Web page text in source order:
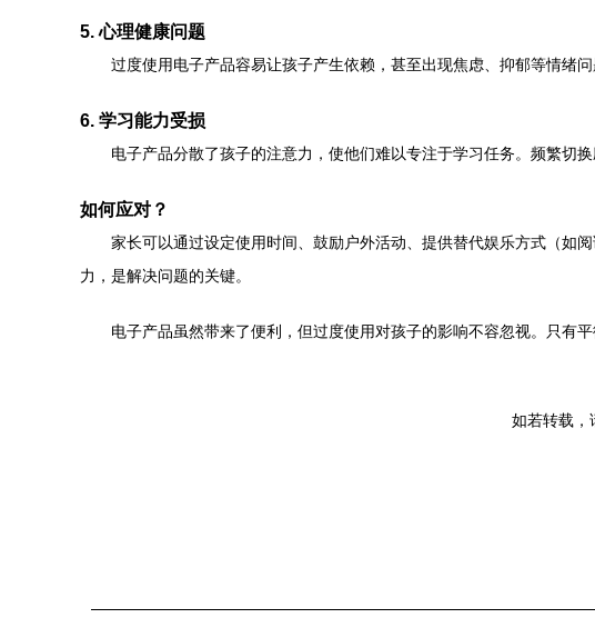
5. 心理健康问题
过度使用电子产品容易让孩子产生依赖，甚至出现焦虑、抑郁等情绪
6. 学习能力受损
电子产品分散了孩子的注意力，使他们难以专注于学习任务。频繁切
如何应对？
家长可以通过设定使用时间、鼓励户外活动、提供替代娱乐方式（如
力，是解决问题的关键。
电子产品虽然带来了便利，但过度使用对孩子的影响不容忽视。只有
如若转载，